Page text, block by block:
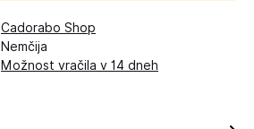
Cadorabo Shop
Nemčija
Možnost vračila v 14 dneh